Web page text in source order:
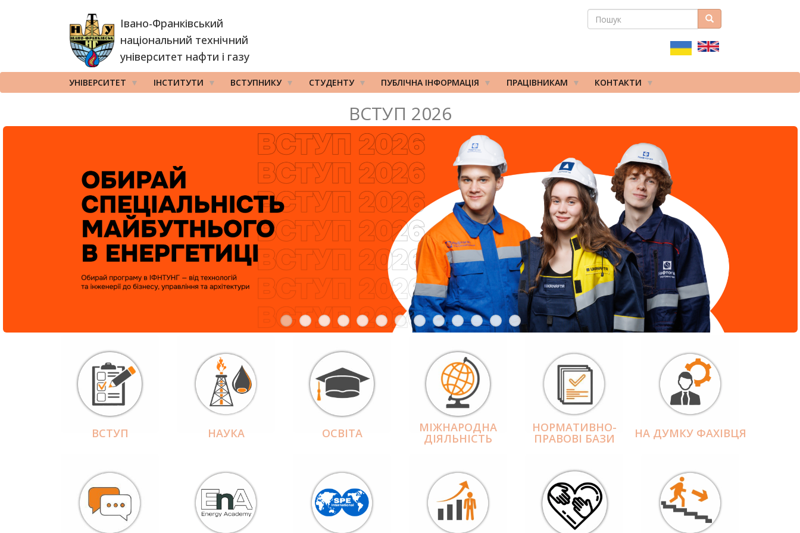
Івано-Франківський
національний технічний
університет нафти і газу
ПОШУКОВА
ПОШУК Пошук
УНІВЕРСИТЕТ ІНСТИТУТИ ВСТУПНИКУ СТУДЕНТУ ПУБЛІЧНА ІНФОРМАЦІЯ ПРАЦІВНИКАМ КОНТАКТИ
ВСТУП 2026
ВСТУП НАУКА ОСВІТА МІЖНАРОДНА
ДІЯЛЬНІCТЬ
НОРМАТИВНО-
ПРАВОВІ БАЗИ НА ДУМКУ ФАХІВЦЯ